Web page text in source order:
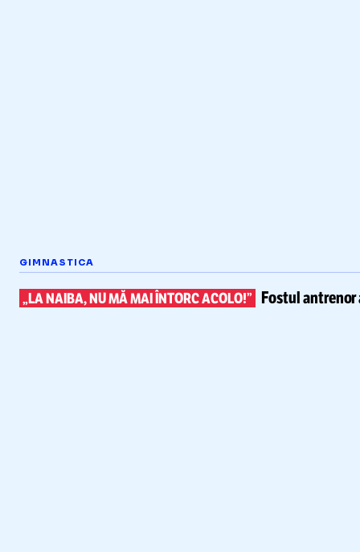
GIMNASTICA
„LA NAIBA, NU MĂ MAI ÎNTORC ACOLO!” Fostul